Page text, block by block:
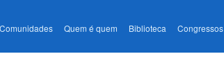
Comunidades Quem é quem Biblioteca Congressos